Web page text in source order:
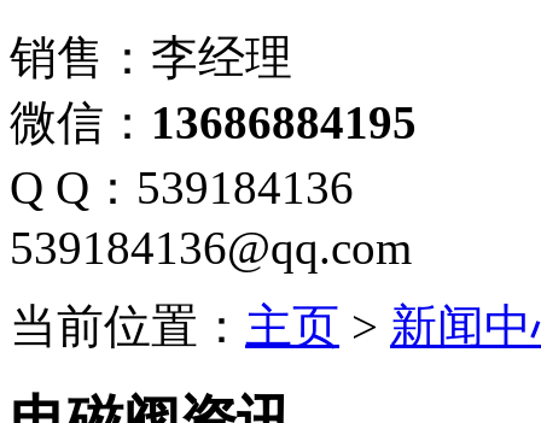
销售：李经理
微信： 13686884195
Q Q：539184136
539184136@qq.com
当前位置： 主页 > 新闻